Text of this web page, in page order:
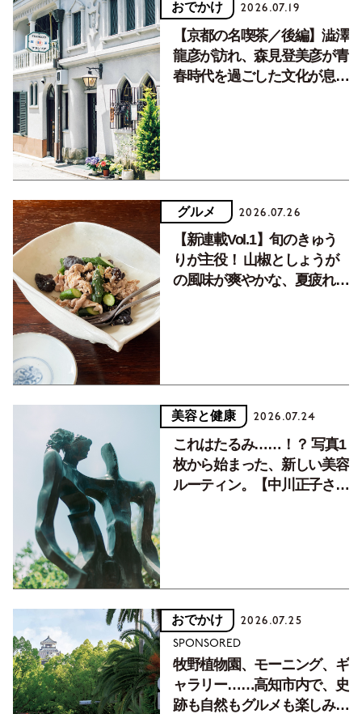
おでかけ 2026.07.19
【京都の名喫茶／後編】澁澤
龍彦が訪れ、森見登美彦が青
春時代を過ごした文化が息づ
グルメ 2026.07.26
【新連載Vol.1】旬のきゅう
りが主役！ 山椒としょうが
の風味が爽やかな、夏疲れを
美容と健康 2026.07.24
これはたるみ……！？ 写真1
枚から始まった、新しい美容
ルーティン。【中川正子さん
おでかけ 2026.07.25
SPONSORED
牧野植物園、モーニング、ギ
ャラリー……高知市内で、史
跡も自然もグルメも楽しみ尽